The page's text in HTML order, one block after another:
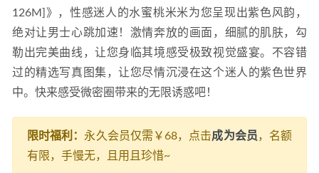
126M]》，性感迷人的水蜜桃米米为您呈现出紫色风韵，
绝对让男士心跳加速！激情奔放的画面，细腻的肌肤，勾
勒出完美曲线，让您身临其境感受极致视觉盛宴。不容错
过的精选写真图集，让您尽情沉浸在这个迷人的紫色世界
中。快来感受微密圈带来的无限诱惑吧！
限时福利： 永久会员仅需￥68，点击成为会员，名额
有限，手慢无，且用且珍惜~
无颜小天使wy – NO.15 吉他妹妹2.0[25P-370MB] 2022-10-
31
阿包也是兔娘 – NO.054 3月舰长 – 崔斯坦二破[36P-486MB]
2022-09-10
[Xiuren秀人网]2025.11.27 NO.11038 凯竹法师～